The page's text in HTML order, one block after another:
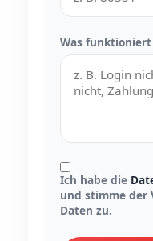
Was
Ich habe die
und stimme der
Daten zu.